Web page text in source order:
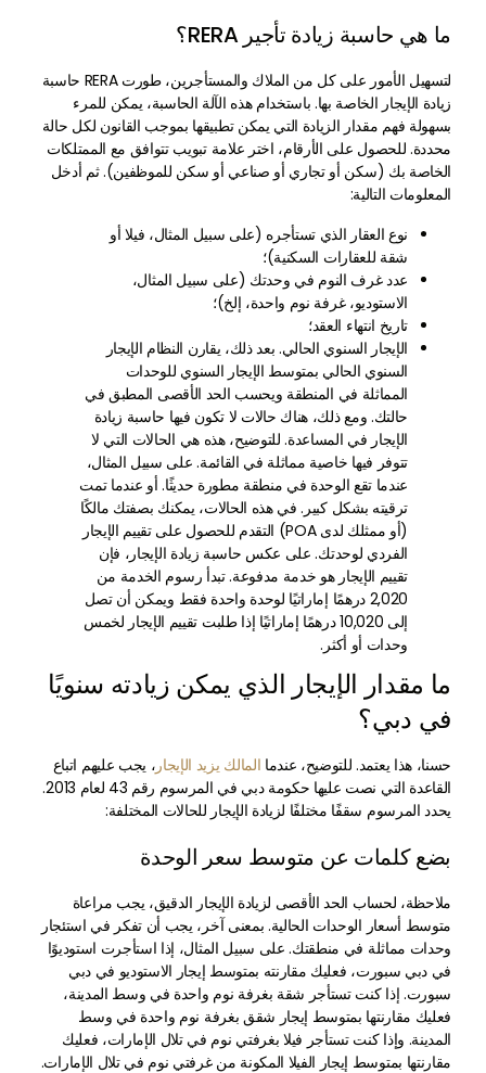
ما هي حاسبة زيادة تأجير RERA؟
لتسهيل الأمور على كل من الملاك والمستأجرين، طورت RERA حاسبة
زيادة الإيجار الخاصة بها. باستخدام هذه الآلة الحاسبة، يمكن للمرء
بسهولة فهم مقدار الزيادة التي يمكن تطبيقها بموجب القانون لكل حالة
محددة. للحصول على الأرقام، اختر علامة تبويب تتوافق مع الممتلكات
الخاصة بك (سكن أو تجاري أو صناعي أو سكن للموظفين). ثم أدخل
المعلومات التالية:
نوع العقار الذي تستأجره (على سبيل المثال، فيلا أو
شقة للعقارات السكنية)؛
عدد غرف النوم في وحدتك (على سبيل المثال،
الاستوديو، غرفة نوم واحدة، إلخ)؛
تاريخ انتهاء العقد؛
الإيجار السنوي الحالي. بعد ذلك، يقارن النظام الإيجار
السنوي الحالي بمتوسط الإيجار السنوي للوحدات
المماثلة في المنطقة ويحسب الحد الأقصى المطبق في
حالتك. ومع ذلك، هناك حالات لا تكون فيها حاسبة زيادة
الإيجار في المساعدة. للتوضيح، هذه هي الحالات التي لا
تتوفر فيها خاصية مماثلة في القائمة. على سبيل المثال،
عندما تقع الوحدة في منطقة مطورة حديثًا. أو عندما تمت
ترقيته بشكل كبير. في هذه الحالات، يمكنك بصفتك مالكًا
(أو ممثلك لدى POA) التقدم للحصول على تقييم الإيجار
الفردي لوحدتك. على عكس حاسبة زيادة الإيجار، فإن
تقييم الإيجار هو خدمة مدفوعة. تبدأ رسوم الخدمة من
2,020 درهمًا إماراتيًا لوحدة واحدة فقط ويمكن أن تصل
إلى 10,020 درهمًا إماراتيًا إذا طلبت تقييم الإيجار لخمس
وحدات أو أكثر.
ما مقدار الإيجار الذي يمكن زيادته سنويًا
في دبي؟
حسنا، هذا يعتمد. للتوضيح، عندما المالك يزيد الإيجار، يجب عليهم اتباع
القاعدة التي نصت عليها حكومة دبي في المرسوم رقم 43 لعام 2013.
يحدد المرسوم سقفًا مختلفًا لزيادة الإيجار للحالات المختلفة:
بضع كلمات عن متوسط سعر الوحدة
ملاحظة، لحساب الحد الأقصى لزيادة الإيجار الدقيق، يجب مراعاة
متوسط أسعار الوحدات الحالية. بمعنى آخر، يجب أن تفكر في استئجار
وحدات مماثلة في منطقتك. على سبيل المثال، إذا استأجرت استوديوًا
في دبي سبورت، فعليك مقارنته بمتوسط إيجار الاستوديو في دبي
سبورت. إذا كنت تستأجر شقة بغرفة نوم واحدة في وسط المدينة،
فعليك مقارنتها بمتوسط إيجار شقق بغرفة نوم واحدة في وسط
المدينة. وإذا كنت تستأجر فيلا بغرفتي نوم في تلال الإمارات، فعليك
مقارنتها بمتوسط إيجار الفيلا المكونة من غرفتي نوم في تلال الإمارات.